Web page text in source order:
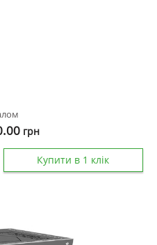
грн
Купити в 1 клік